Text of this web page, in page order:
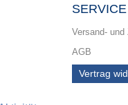
SERVICE
Versand- und
AGB
Vertrag